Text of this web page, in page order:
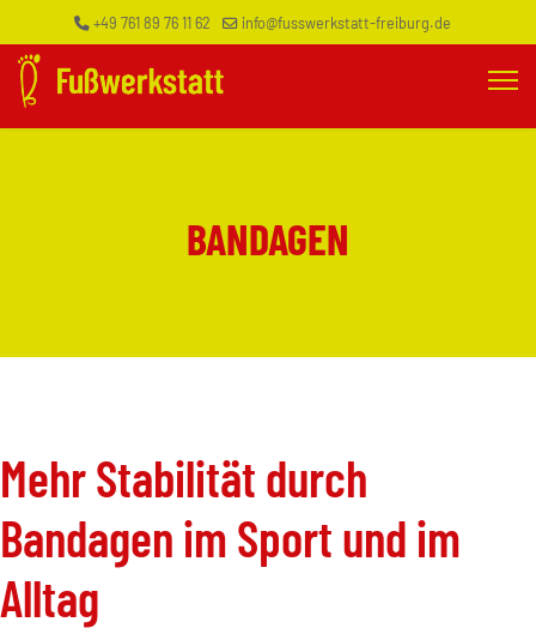
+49 761 89 76 11 62 info@fusswerkstatt-freiburg.de
BANDAGEN
Mehr Stabilität durch
Bandagen im Sport und im
Alltag